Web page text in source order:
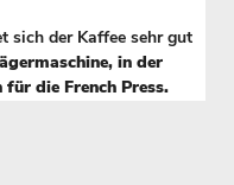
sich der Kaffee sehr gut
in der
die French Press.